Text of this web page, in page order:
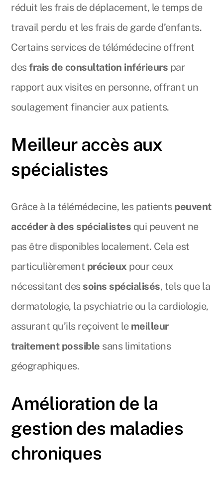
réduit les frais de déplacement, le temps de
travail perdu et les frais de garde d’enfants.
Certains services de télémédecine offrent
desfrais de consultation inférieurs par
rapport aux visites en personne, offrant un
soulagement financier aux patients.
Meilleur accès aux
spécialistes
Grâce à la télémédecine, les patients peuvent
accéder à des spécialistes qui peuvent ne
pas être disponibles localement. Cela est
particulièrement précieux pour ceux
nécessitant des soins spécialisés, tels que la
dermatologie, la psychiatrie ou la cardiologie,
assurant qu’ils reçoivent le meilleur
traitement possible sans limitations
géographiques.
Amélioration de la
gestion des maladies
chroniques